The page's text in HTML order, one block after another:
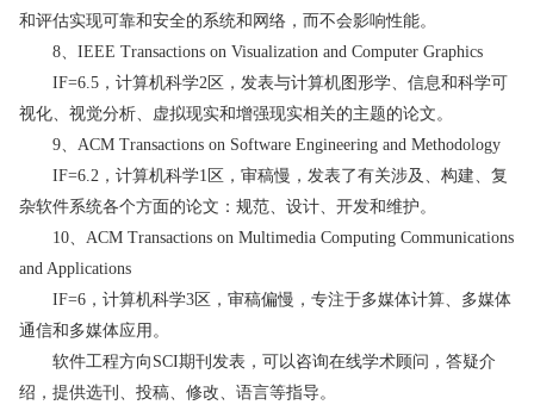
和评估实现可靠和安全的系统和网络，而不会影响性能。
8、IEEE Transactions on Visualization and Computer Graphics
IF=6.5，计算机科学2区，发表与计算机图形学、信息和科学可
视化、视觉分析、虚拟现实和增强现实相关的主题的论文。
9、ACM Transactions on Software Engineering and Methodology
IF=6.2，计算机科学1区，审稿慢，发表了有关涉及、构建、复
杂软件系统各个方面的论文：规范、设计、开发和维护。
10、ACM Transactions on Multimedia Computing Communications
and Applications
IF=6，计算机科学3区，审稿偏慢，专注于多媒体计算、多媒体
通信和多媒体应用。
软件工程方向SCI期刊发表，可以咨询在线学术顾问，答疑介
绍，提供选刊、投稿、修改、语言等指导。